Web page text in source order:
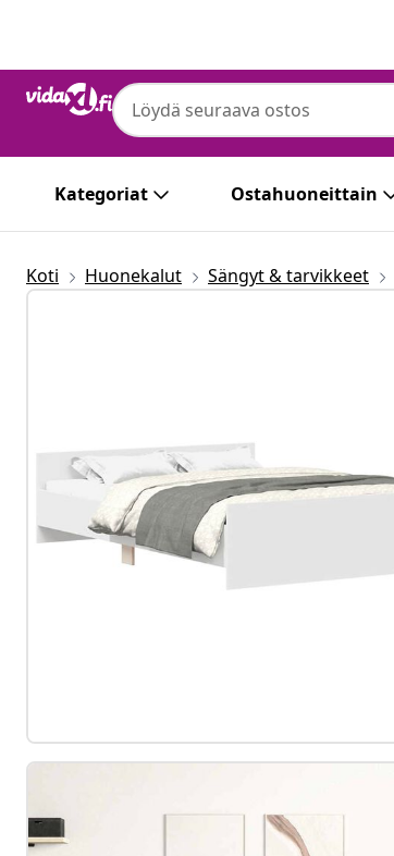
Kategoriat Ostahuoneittain
Koti Huonekalut Sängyt & tarvikkeet